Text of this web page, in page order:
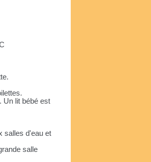
Un lit bébé est
salles d'eau et
salle